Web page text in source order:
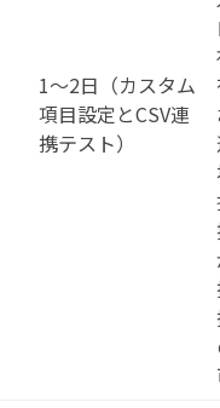
1〜2日（カスタム
項目設定とCSV連
携テスト）